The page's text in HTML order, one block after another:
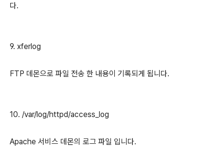
다.
9. xferlog
FTP 데몬으로 파일 전송 한 내용이 기록되게 됩니다.
10. /var/log/httpd/access_log
Apache 서비스 데몬의 로그 파일 입니다.